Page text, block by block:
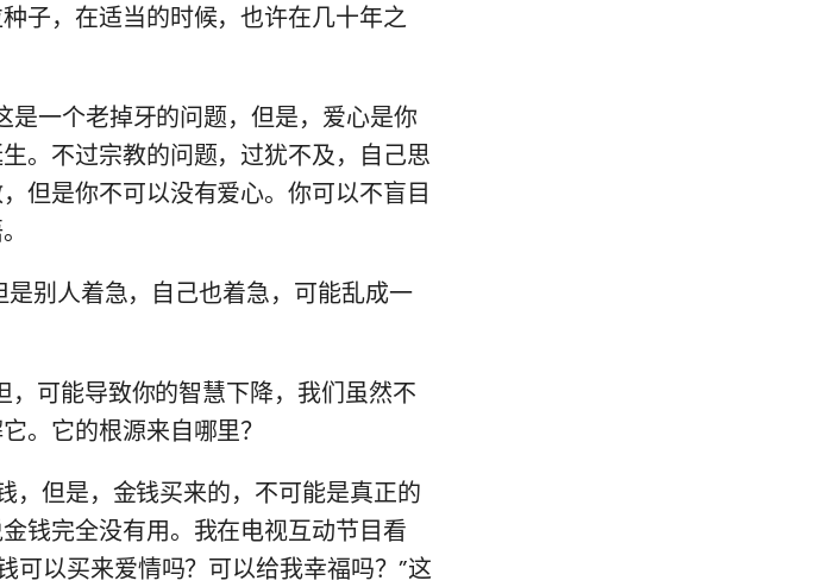
子，在适当的时候，也许在几十年之
是一个老掉牙的问题，但是，爱心是你
。不过宗教的问题，过犹不及，自己思
但是你不可以没有爱心。你可以不盲目
是别人着急，自己也着急，可能乱成一
，可能导致你的智慧下降，我们虽然不
。它的根源来自哪里？
，但是，金钱买来的，不可能是真正的
钱完全没有用。我在电视互动节目看
可以买来爱情吗？可以给我幸福吗？”这